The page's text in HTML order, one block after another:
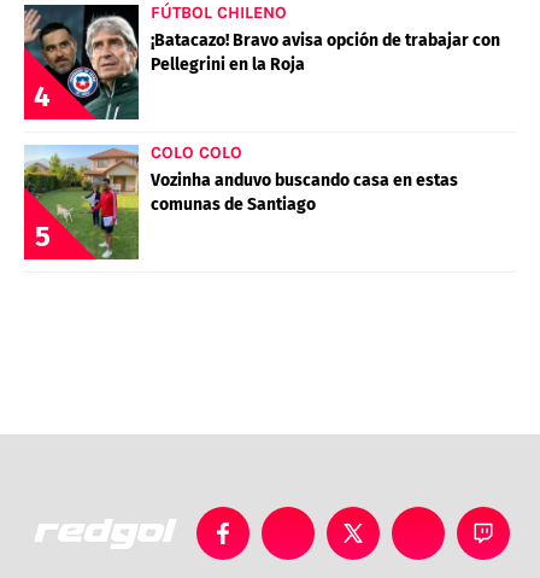
4
FÚTBOL CHILENO
¡Batacazo! Bravo avisa opción de trabajar con
Pellegrini en la Roja
5
COLO COLO
Vozinha anduvo buscando casa en estas
comunas de Santiago